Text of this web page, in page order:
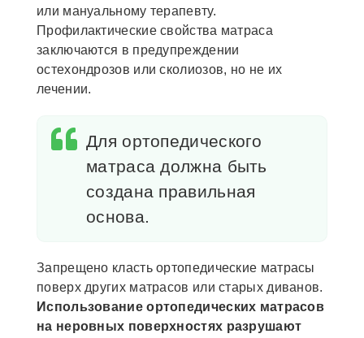
или мануальному терапевту.
Профилактические свойства матраса
заключаются в предупреждении
остехондрозов или сколиозов, но не их
лечении.
Для ортопедического
матраса должна быть
создана правильная
основа.
Запрещено класть ортопедические матрасы
поверх других матрасов или старых диванов.
Использование ортопедических матрасов
на неровных поверхностях разрушают